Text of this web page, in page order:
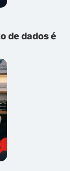
de dados é